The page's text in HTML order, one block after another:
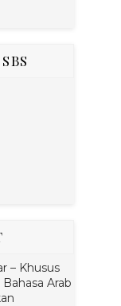
– Khusus
Arab